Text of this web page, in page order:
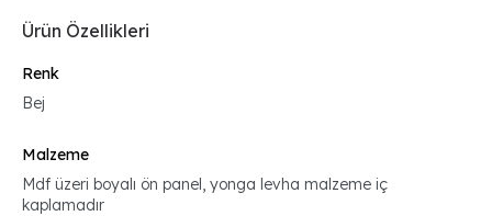
Ürün Özellikleri
Renk
Bej
Malzeme
Mdf üzeri boyalı ön panel, yonga levha malzeme iç
kaplamadır